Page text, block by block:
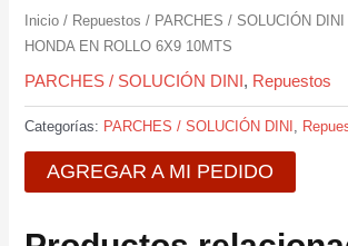
Inicio / Repuestos / PARCHES / SOLUCIÓN DINI
HONDA EN ROLLO 6X9 10MTS
PARCHES / SOLUCIÓN DINI , Repuestos
Categorías: PARCHES / SOLUCIÓN DINI ,
AGREGAR A MI PEDIDO